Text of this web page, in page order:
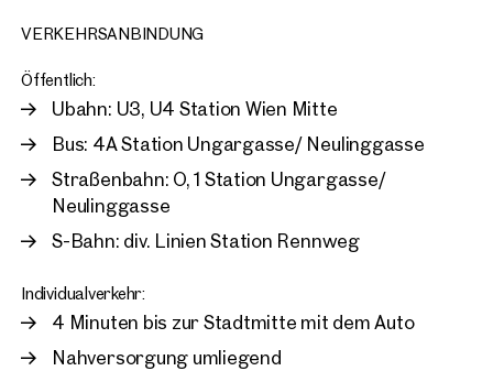
VERKEHRSANBINDUNG
Öffentlich:
Ubahn: U3, U4 Station Wien Mitte
Bus: 4A Station Ungargasse/ Neulinggasse
Straßenbahn: O, 1 Station Ungargasse/
Neulinggasse
S-Bahn: div. Linien Station Rennweg
Individualverkehr:
4 Minuten bis zur Stadtmitte mit dem Auto
Nahversorgung umliegend